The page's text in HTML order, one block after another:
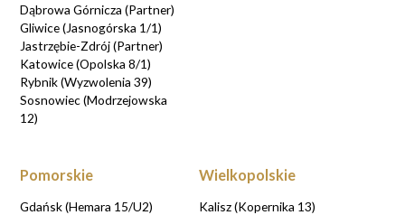
Dąbrowa Górnicza (Partner)
Gliwice (Jasnogórska 1/1)
Jastrzębie-Zdrój (Partner)
Katowice (Opolska 8/1)
Rybnik (Wyzwolenia 39)
Sosnowiec (Modrzejowska
12)
Pomorskie
Gdańsk (Hemara 15/U2)
Wielkopolskie
Kalisz (Kopernika 13)